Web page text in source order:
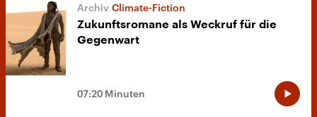
Climate-Fiction
Zukunftsromane als Weckruf für die
Gegenwart
07:20 Minuten